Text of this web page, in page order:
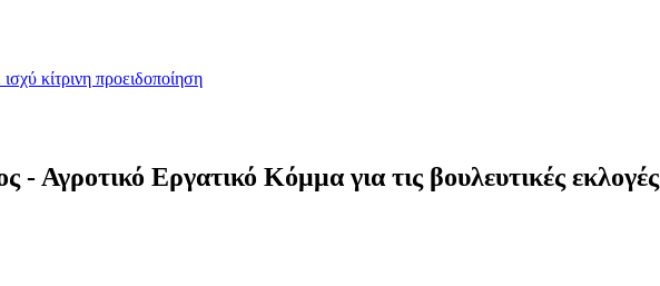
κίτρινη προειδοποίηση
Αγροτικό Εργατικό Κόμμα για τις βουλευτικές εκλογές